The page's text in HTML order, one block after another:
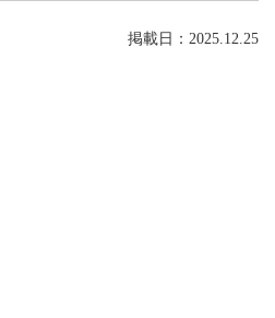
掲載日：2025.12.25